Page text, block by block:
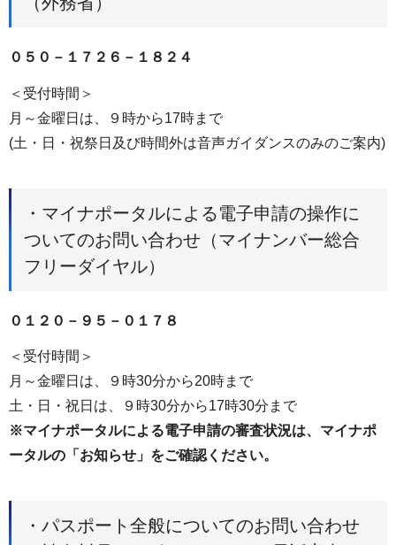
０５０－１７２６－１８２４
＜受付時間＞
月～金曜日は、９時から17時まで
(土・日・祝祭日及び時間外は音声ガイダンスのみのご案内)
・マイナポータルによる電子申請の操作に
ついてのお問い合わせ（マイナンバー総合
フリーダイヤル）
０１２０－９５－０１７８
＜受付時間＞
月～金曜日は、９時30分から20時まで
土・日・祝日は、９時30分から17時30分まで
※マイナポータルによる電子申請の審査状況は、マイナポ
ータルの「お知らせ」をご確認ください。
・パスポート全般についてのお問い合わせ